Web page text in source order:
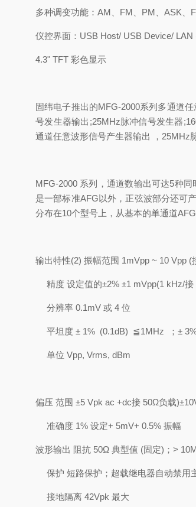
多种调变功能： AM FM PM ASK
仪控界面： USB Host/ USB Device/ LAN
4.3" TFT 彩色显示
固纬电子推出的MFG-2000系列多通道
号发生器输出 ;25MHz脉冲信号发生器
通道任意波形信号产生器输出 ， 25MHz
MFG-2000 系列，通道数输出可达5种同
是一部标准AFG 以外，正弦波部分还可
分布在10个型号上，从基本的单通道AFG
输出特性(2) 振幅范围 1mVpp ~ 10 Vpp (
精度 设定值的±2% ±1 mVpp(1 kHz/接
分辨率 0.1mV 或 4 位
平坦度 ± 1% (0.1dB) ≦1MHz ；±
单位 Vpp, Vrms, dBm
偏压 范围 ±5 Vpk ac +dc接 50Ω负载)±
准确度 1% 设定+ 5mV+ 0.5% 振幅
波形输出 阻抗 50Ω 典型值 (固定) ； >
保护 短路保护；超载继电器自动禁用
接地隔离 42Vpk 最大